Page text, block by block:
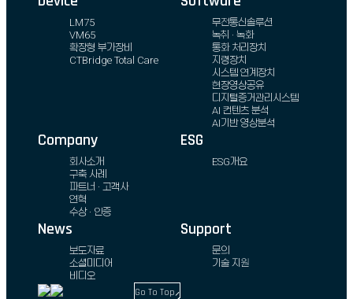
LM75
VM65
확장형 부가장비
CTBridge Total Care
무전통신솔루션
녹취 · 녹화
통화 처리장치
지령장치
시스템 연계장치
현장영상공유
디지털증거관리시스템
AI 컨텐츠 분석
AI기반 영상분석
Company
회사소개
구축 사례
파트너 · 고객사
연혁
수상 · 인증
ESG
ESG개요
News
보도자료
소셜미디어
비디오
Support
문의
기술 지원
Go To Top